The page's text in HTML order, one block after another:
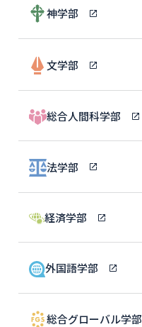
神学部
文学部
総合人間科学部
法学部
経済学部
外国語学部
総合グローバル学部